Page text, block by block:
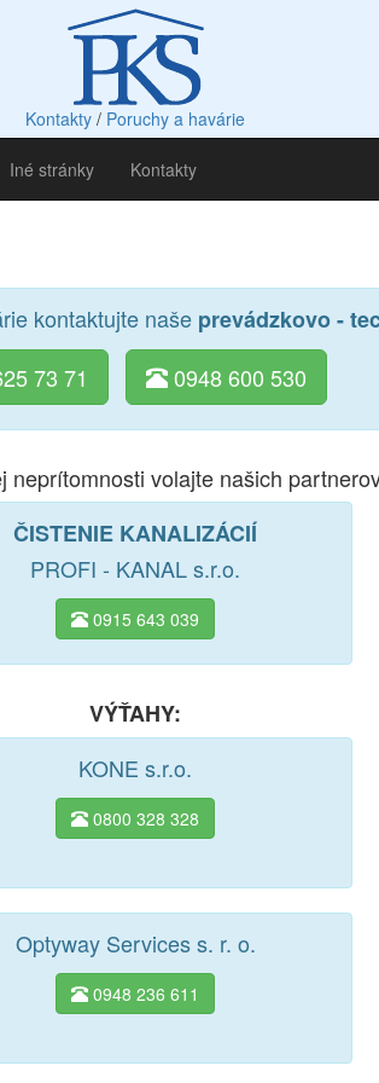
Kontakty / Poruchy a havárie
Iné stránky Kontakty
kontaktujte naše prevádzkovo -
73 71
0948 600 530
neprítomnosti volajte našich
ČISTENIE KANALIZÁCIÍ
PROFI - KANAL s.r.o.
0915 643 039
VÝŤAHY:
KONE s.r.o.
0800 328 328
Optyway Services s. r. o.
0948 236 611